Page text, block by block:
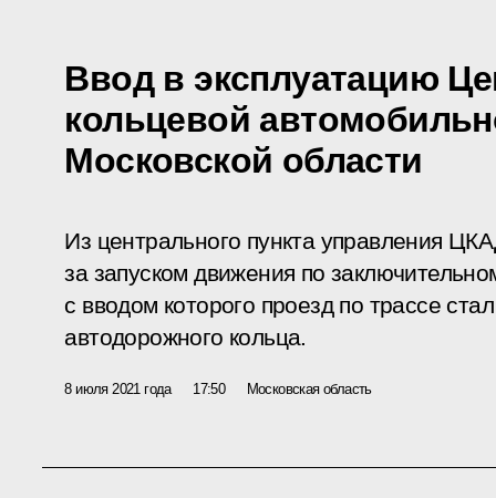
Ввод в эксплуатацию
кольцевой
Московской области
Из центрального пункта управления
за запуском движения по
с вводом которого проезд по трассе
автодорожного кольца.
8 июля 2021 года 17:50 Московская область